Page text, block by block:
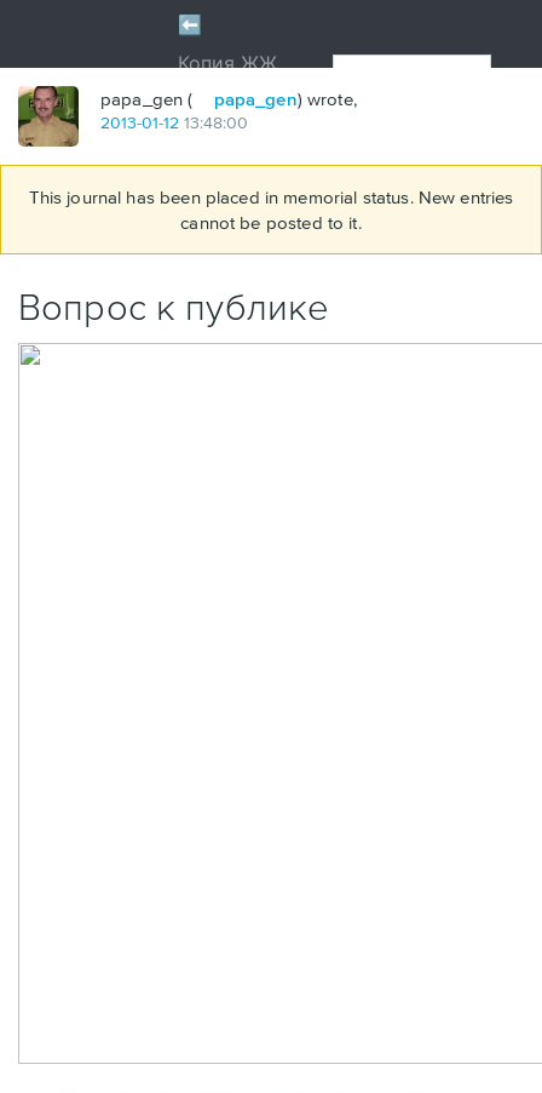
papa_gen ( papa_gen) wrote,
2013-01-12 13:48:00
This journal has been placed in memorial status. New entries
cannot be posted to it.
Вопрос к публике